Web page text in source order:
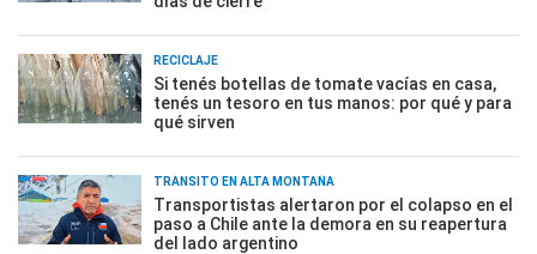
RECICLAJE
Si tenés botellas de tomate vacías en casa,
tenés un tesoro en tus manos: por qué y para
qué sirven
TRÁNSITO EN ALTA MONTAÑA
Transportistas alertaron por el colapso en el
paso a Chile ante la demora en su reapertura
del lado argentino